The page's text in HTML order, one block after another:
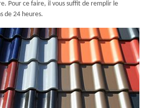
Pour ce faire, il vous suffit de remplir le
de 24 heures.